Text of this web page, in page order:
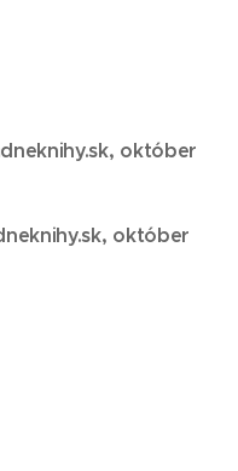
október
október